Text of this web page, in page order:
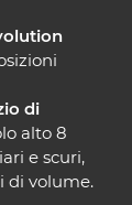
di
alto 8
e scuri,
di volume.